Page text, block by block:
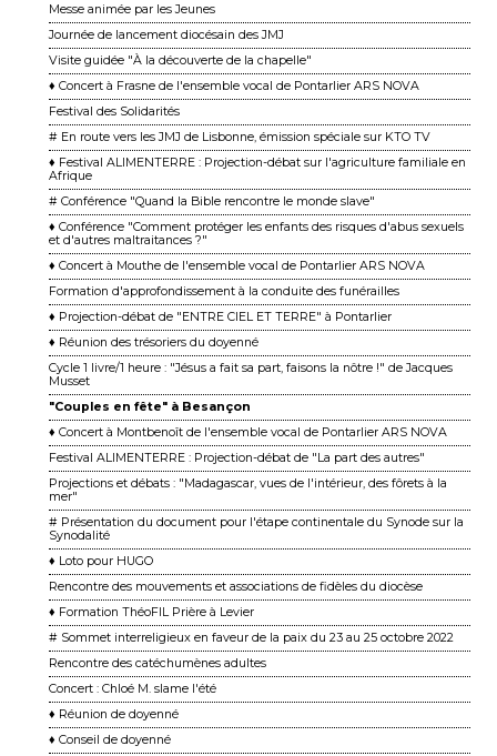
Messe animée par les Jeunes
Journée de lancement diocésain des JMJ
Visite guidée "À la découverte de la chapelle"
♦ Concert à Frasne de l'ensemble vocal de Pontarlier ARS NOVA
Festival des Solidarités
# En route vers les JMJ de Lisbonne, émission spéciale sur KTO TV
♦ Festival ALIMENTERRE : Projection-débat sur l'agriculture familiale en
Afrique
# Conférence "Quand la Bible rencontre le monde slave"
♦ Conférence "Comment protéger les enfants des risques d'abus sexuels
et d'autres maltraitances ?"
♦ Concert à Mouthe de l'ensemble vocal de Pontarlier ARS NOVA
Formation d'approfondissement à la conduite des funérailles
♦ Projection-débat de "ENTRE CIEL ET TERRE" à Pontarlier
♦ Réunion des trésoriers du doyenné
Cycle 1 livre/1 heure : "Jésus a fait sa part, faisons la nôtre !" de Jacques
Musset
"Couples en fête" à Besançon
♦ Concert à Montbenoît de l'ensemble vocal de Pontarlier ARS NOVA
Festival ALIMENTERRE : Projection-débat de "La part des autres"
Projections et débats : "Madagascar, vues de l'intérieur, des fôrets à la
mer"
# Présentation du document pour l'étape continentale du Synode sur la
Synodalité
♦ Loto pour HUGO
Rencontre des mouvements et associations de fidèles du diocèse
♦ Formation ThéoFIL Prière à Levier
# Sommet interreligieux en faveur de la paix du 23 au 25 octobre 2022
Rencontre des catéchumènes adultes
Concert : Chloé M. slame l'été
♦ Réunion de doyenné
♦ Conseil de doyenné